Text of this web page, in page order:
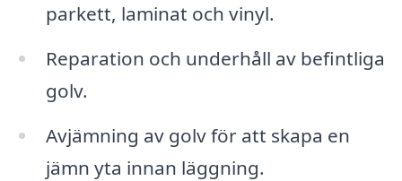
parkett, laminat och vinyl.
Reparation och underhåll av befintliga
golv.
Avjämning av golv för att skapa en
jämn yta innan läggning.